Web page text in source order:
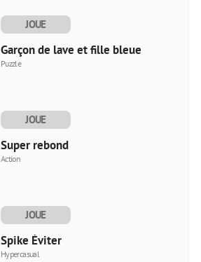
JOUE
Garçon de lave et fille bleue
Puzzle
JOUE
Super rebond
Action
JOUE
MAINTENANT
Spike Éviter
Hypercasual